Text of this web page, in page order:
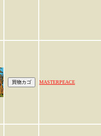
MASTERPEACE